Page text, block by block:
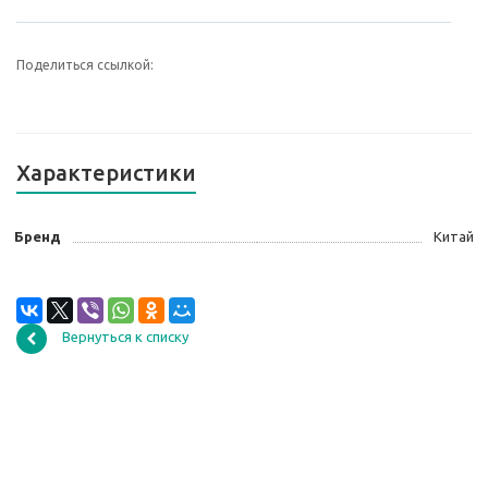
Поделиться ссылкой:
Характеристики
Бренд Китай
Вернуться к списку